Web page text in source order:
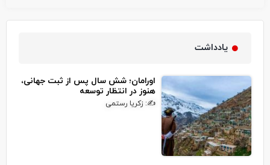
یادداشت
اورامان؛ شش سال پس از ثبت جهانی،
هنوز در انتظار توسعه
✍: زکریا رستمی